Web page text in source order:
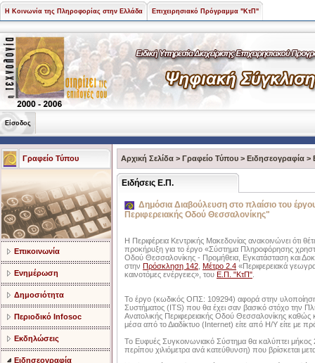
Η Κοινωνία της Πληροφορίας στην Ελλάδα Επιχειρησιακό Πρόγραμμα "ΚτΠ"
Είσοδος
Γραφείο Τύπου
Επικοινωνία
Ενημέρωση
Δημοσιότητα
Περιοδικό Infosoc
Εκδηλώσεις
Ειδησεογραφία
Αρχική Σελίδα > Γραφείο Τύπου > Ειδησεογραφία >
Ειδήσεις Ε.Π.
Δημόσια Διαβούλευση στο πλαίσιο του
Περιφερειακής Οδού Θεσσαλονίκης"
Η Περιφέρεια Κεντρικής Μακεδονίας ανακοινώνει ότι
προκήρυξη για το έργο «Σύστημα Πληροφόρησης
Οδού Θεσσαλονίκης - Προμήθεια, Εγκατάσταση και
στην Πρόσκληση 142 Μέτρο 2.4 «Περιφερειακά
καινοτόμες ενέργειες», του Ε.Π. "ΚτΠ"
Το έργο (κωδικός ΟΠΣ: 109294) αφορά στην
Συστήματος (ITS) που θα έχει σαν βασικό στόχο την
Ανατολικής Περιφερειακής Οδού Θεσσαλονίκης
μέσα από το Διαδίκτυο (Internet) είτε από Η/Υ είτε με
Το Ευφυές Συγκοινωνιακό Σύστημα θα καλύπτει μήκος
περίπου χιλιόμετρα ανά κατεύθυνση) που βρίσκεται